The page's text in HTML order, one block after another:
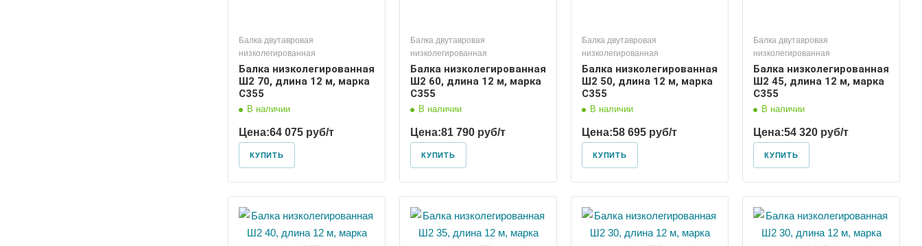
Балка двутавровая
низколегированная
Балка низколегированная
Ш2 70, длина 12 м, марка
С355
В наличии
Цена:64 075 руб/т
КУПИТЬ
Балка двутавровая
низколегированная
Балка низколегированная
Ш2 60, длина 12 м, марка
С355
В наличии
Цена:81 790 руб/т
КУПИТЬ
Балка двутавровая
низколегированная
Балка низколегированная
Ш2 50, длина 12 м, марка
С355
В наличии
Цена:58 695 руб/т
КУПИТЬ
Балка двутавровая
низколегированная
Балка низколегированная
Ш2 45, длина 12 м, марка
С355
В наличии
Цена:54 320 руб/т
КУПИТЬ